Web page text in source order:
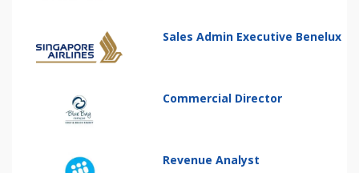
Sales Admin Executive Benelux
Commercial Director
Revenue Analyst